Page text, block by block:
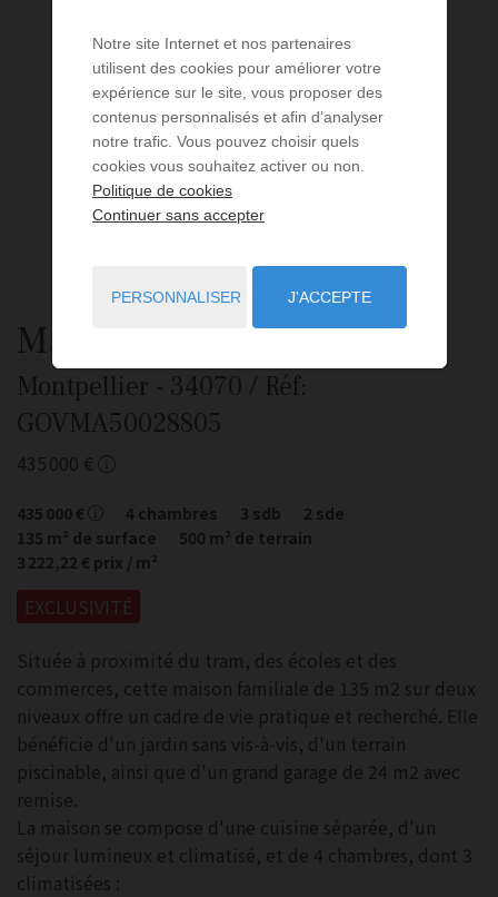
Maison 6 piècesà vendre
Montpellier - 34070 / Réf:
GOVMA50028805
435 000 €
435 000 € 4 chambres 3 sdb 2 sde
135 m² de surface 500 m² de terrain
3 222,22 € prix / m²
EXCLUSIVITÉ
Située à proximité du tram, des écoles et des
commerces, cette maison familiale de 135 m2 sur deux
niveaux offre un cadre de vie pratique et recherché. Elle
bénéficie d'un jardin sans vis-à-vis, d'un terrain
piscinable, ainsi que d'un grand garage de 24 m2 avec
remise.
La maison se compose d'une cuisine séparée, d'un
séjour lumineux et climatisé, et de 4 chambres, dont 3
climatisées :
Notre site Internet et nos partenaires
utilisent des cookies pour améliorer votre
expérience sur le site, vous proposer des
contenus personnalisés et afin d’analyser
notre trafic. Vous pouvez choisir quels
cookies vous souhaitez activer ou non.
Politique de cookies
Continuer sans accepter
PERSONNALISER J'ACCEPTE